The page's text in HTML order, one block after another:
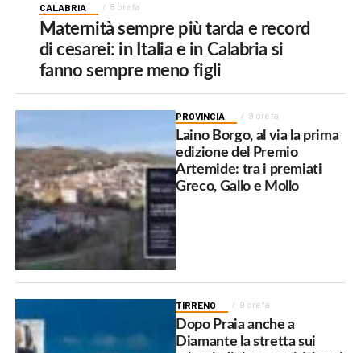
CALABRIA 8 ore fa
Maternità sempre più tarda e record
di cesarei: in Italia e in Calabria si
fanno sempre meno figli
PROVINCIA 9 ore fa
Laino Borgo, al via la prima
edizione del Premio
Artemide: tra i premiati
Greco, Gallo e Mollo
TIRRENO 9 ore fa
Dopo Praia anche a
Diamante la stretta sui